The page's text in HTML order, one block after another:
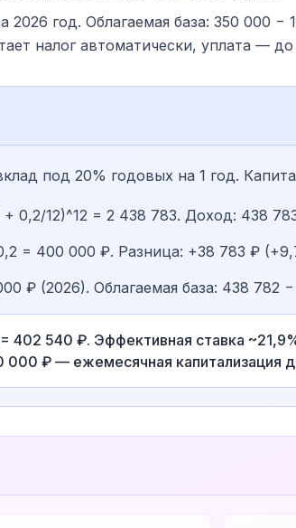
год. Облагаемая база: 350 000
налог автоматически, уплата —
под 20% годовых на 1 год.
0,2/12)^12 = 2 438 783. Доход: 438
= 400 000 ₽. Разница: +38 783 ₽
₽ (2026). Облагаемая база: 438
540 ₽. Эффективная ставка
000 ₽ — ежемесячная капитализация